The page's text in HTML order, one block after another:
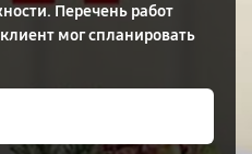
Перечень работ
мог спланировать